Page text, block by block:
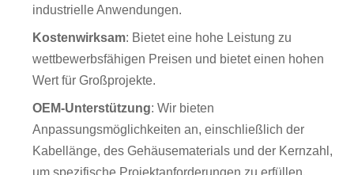
industrielle Anwendungen.
Kostenwirksam: Bietet eine hohe Leistung zu
wettbewerbsfähigen Preisen und bietet einen hohen
Wert für Großprojekte.
OEM-Unterstützung: Wir bieten
Anpassungsmöglichkeiten an, einschließlich der
Kabellänge, des Gehäusematerials und der Kernzahl,